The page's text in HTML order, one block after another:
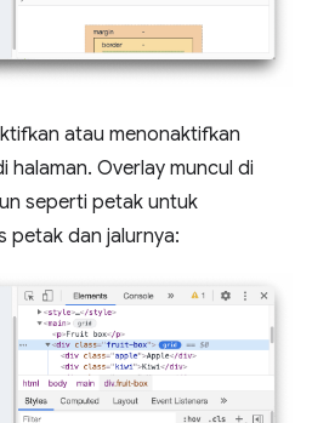
atau menonaktifkan
halaman. Overlay muncul di
seperti petak untuk
petak dan jalurnya: